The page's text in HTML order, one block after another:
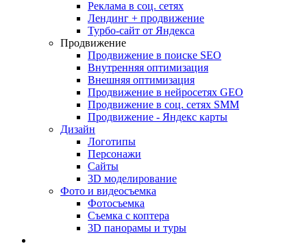
Реклама в соц. сетях
Лендинг + продвижение
Турбо-сайт от Яндекса
Продвижение
Продвижение в поиске SEO
Внутренняя оптимизация
Внешняя оптимизация
Продвижение в нейросетях GEO
Продвижение в соц. сетях SMM
Продвижение - Яндекс карты
Дизайн
Логотипы
Персонажи
Сайты
3D моделирование
Фото и видеосъемка
Фотосъемка
Съемка с коптера
3D панорамы и туры